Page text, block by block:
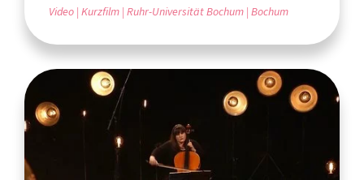
Video Kurzfilm Ruhr-Universität Bochum Bochum